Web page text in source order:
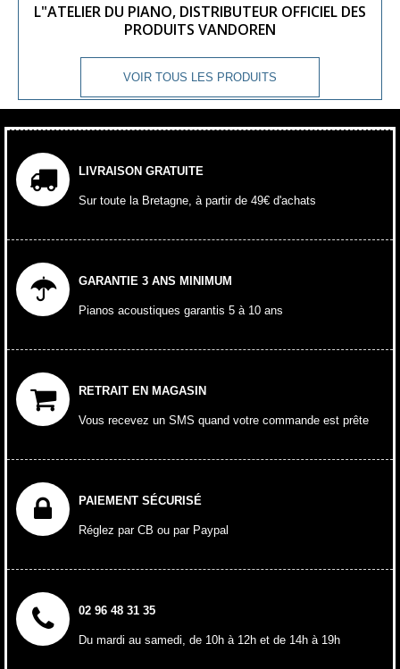
L"ATELIER DU PIANO, DISTRIBUTEUR OFFICIEL DES
PRODUITS VANDOREN
VOIR TOUS LES PRODUITS
LIVRAISON GRATUITE
Sur toute la Bretagne, à partir de 49€ d'achats
GARANTIE 3 ANS MINIMUM
Pianos acoustiques garantis 5 à 10 ans
RETRAIT EN MAGASIN
Vous recevez un SMS quand votre commande est prête
PAIEMENT SÉCURISÉ
Réglez par CB ou par Paypal
02 96 48 31 35
Du mardi au samedi, de 10h à 12h et de 14h à 19h